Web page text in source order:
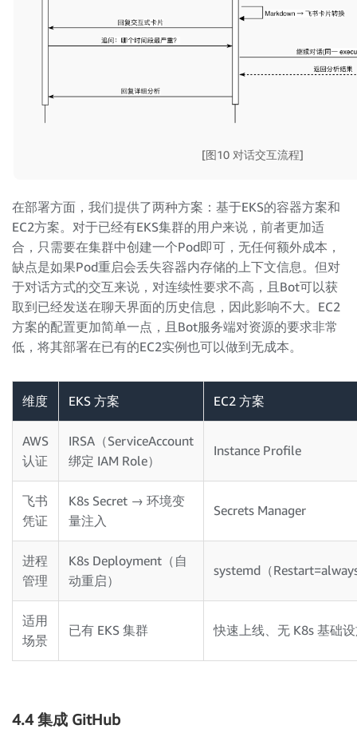
[图10 对话交互流程]
在部署方面，我们提供了两种方案：基于EKS的容器方案和
EC2方案。对于已经有EKS集群的用户来说，前者更加适
合，只需要在集群中创建一个Pod即可，无任何额外成本，
缺点是如果Pod重启会丢失容器内存储的上下文信息。但对
于对话方式的交互来说，对连续性要求不高，且Bot可以获
取到已经发送在聊天界面的历史信息，因此影响不大。EC2
方案的配置更加简单一点，且Bot服务端对资源的要求非常
低，将其部署在已有的EC2实例也可以做到无成本。
维度 EKS 方案 EC2 方案
AWS
认证
IRSA（ServiceAccount
绑定 IAM Role）
Instance Profile
飞书
凭证
K8s Secret → 环境变
量注入
Secrets Manager
进程
管理
K8s Deployment（自
动重启）
systemd（
适用
场景
已有 EKS 集群 快速上线、无 K8s 基础
4.4 集成 GitHub